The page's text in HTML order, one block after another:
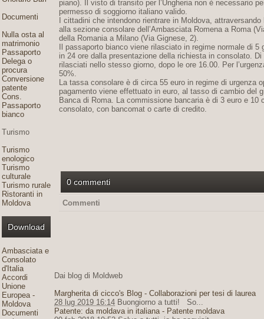
Documenti
Nulla osta al
matrimonio
Passaporto
Delega o
procura
Conversione
patente
Cons.
Passaporto
bianco
Turismo
Turismo
enologico
Turismo
culturale
Turismo rurale
Ristoranti in
Moldova
Download
Ambasciata e
Consolato
d'Italia
Accordi
Unione
Europea -
Moldova
Documenti
piano). Il visto di transito per l’Ungheria non è necessario
permesso di soggiorno italiano valido.
I cittadini che intendono rientrare in Moldova,
alla sezione consolare dell’Ambasciata Romena a Roma
della Romania a Milano (Via Gignese, 2).
Il passaporto bianco viene rilasciato in regime normale di
in 24 ore dalla presentazione della richiesta in consolato.
rilasciati nello stesso giorno, dopo le ore 16.00. Per
50%.
La tassa consolare è di circa 55 euro in regime di urgenza
pagamento viene effettuato in euro, al tasso di cambio del
Banca di Roma. La commissione bancaria è di 3 euro e
consolato, con bancomat o carte di credito.
0 commenti
Commenti
Dai blog di Moldweb
Margherita di cicco's Blog - Collaborazioni per tesi di laurea
28 lug 2019 16:14 Buongiorno a tutti! So...
Patente: da moldava in italiana - Patente moldava